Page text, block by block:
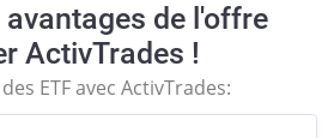
avantages de l'offre
ActivTrades !
ETF avec ActivTrades: